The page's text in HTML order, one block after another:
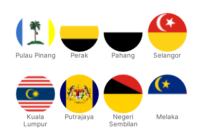
Pulau Pinang Perak Pahang Selangor
Kuala
Lumpur
Putrajaya
Negeri
Sembilan
Melaka